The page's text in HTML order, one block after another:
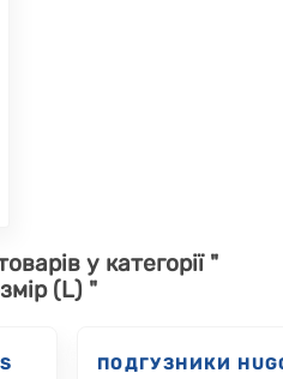
у категорії "
(L) "
ПОДГУЗНИКИ